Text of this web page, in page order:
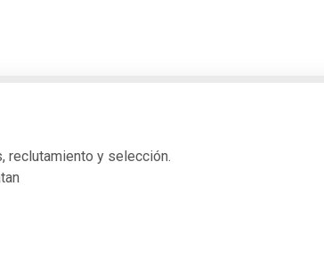
reclutamiento y selección.